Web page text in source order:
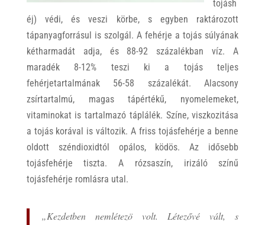
tojásh
éj) védi, és veszi körbe, s egyben raktározott
tápanyagforrásul is szolgál. A fehérje a tojás súlyának
kétharmadát adja, és 88-92 százalékban víz. A
maradék 8-12% teszi ki a tojás teljes
fehérjetartalmának 56-58 százalékát. Alacsony
zsírtartalmú, magas tápértékű, nyomelemeket,
vitaminokat is tartalmazó táplálék. Színe, viszkozitása
a tojás korával is változik. A friss tojásfehérje a benne
oldott széndioxidtól opálos, ködös. Az idősebb
tojásfehérje tiszta. A rózsaszín, irizáló színű
tojásfehérje romlásra utal.
„Kezdetben nemlétezö volt. Létezővé vált, s